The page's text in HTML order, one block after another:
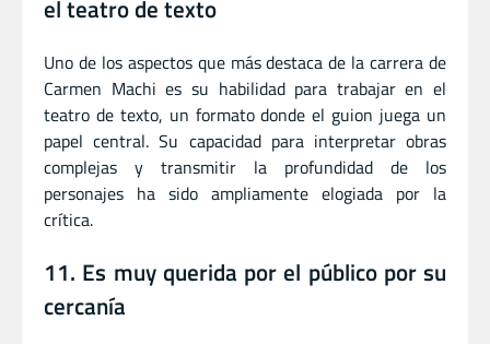
el teatro de texto
Uno de los aspectos que más destaca de la carrera de
Carmen Machi es su habilidad para trabajar en el
teatro de texto, un formato donde el guion juega un
papel central. Su capacidad para interpretar obras
complejas y transmitir la profundidad de los
personajes ha sido ampliamente elogiada por la
crítica.
11. Es muy querida por el público por su
cercanía